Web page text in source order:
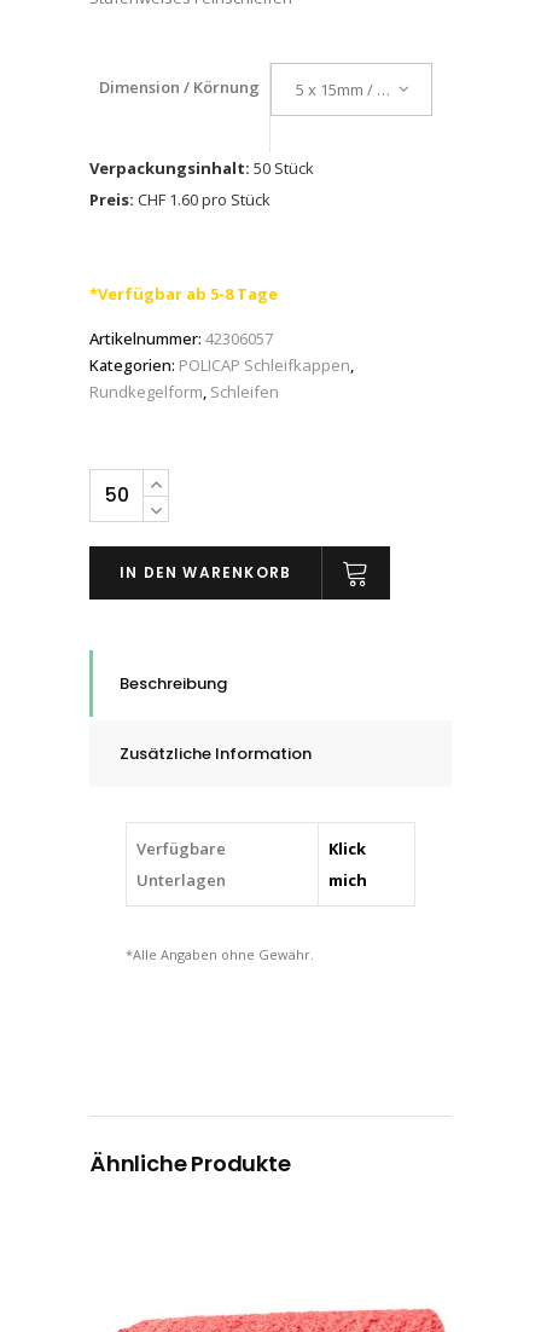
Dimension / Körnung 5 x 15mm / K 120
Verpackungsinhalt: 50 Stück
Preis: CHF 1.60 pro Stück
*Verfügbar ab 5-8 Tage
Artikelnummer: 42306057
Kategorien: POLICAP Schleifkappen,
Rundkegelform, Schleifen
PFERD
POLICAP-
Schleifkappen
quantity
IN DEN WARENKORB
Beschreibung
Zusätzliche Information
Verfügbare
Unterlagen
Klick
mich
*Alle Angaben ohne Gewähr.
Ähnliche Produkte